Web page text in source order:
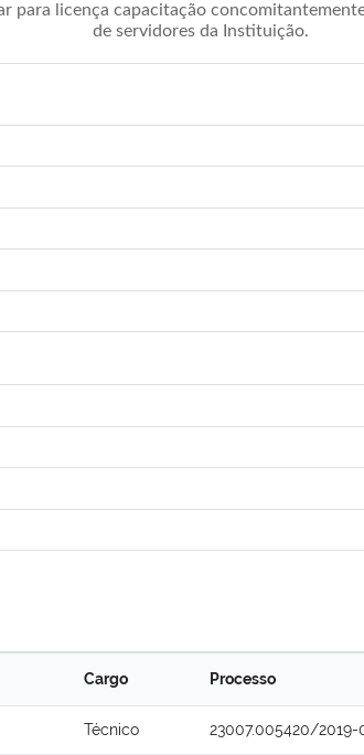
para licença capacitação
de servidores da Instituição.
Cargo Processo
Técnico 23007.005420/2019-